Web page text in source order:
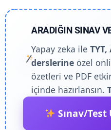
ARADIĞIN SINAV
Yapay zeka ileTYT,
derslerine özel
özetleri ve PDF
içinde hazırlansın.
Sınav/